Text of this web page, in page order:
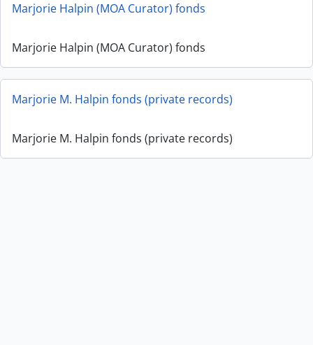
Marjorie Halpin (MOA Curator) fonds
Marjorie Halpin (MOA Curator) fonds
Marjorie M. Halpin fonds (private records)
Marjorie M. Halpin fonds (private records)